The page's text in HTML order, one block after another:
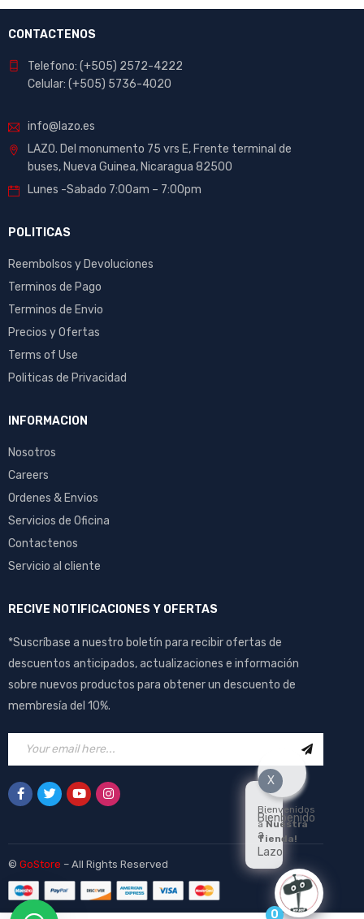
CONTACTENOS
Telefono: (+505) 2572-4222
Celular: (+505) 5736-4020
info@lazo.es
LAZO. Del monumento 75 vrs E, Frente terminal de
buses, Nueva Guinea, Nicaragua 82500
Lunes -Sabado 7:00am – 7:00pm
POLITICAS
Reembolsos y Devoluciones
Terminos de Pago
Terminos de Envio
Precios y Ofertas
Terms of Use
Politicas de Privacidad
INFORMACION
Nosotros
Careers
Ordenes & Envios
Servicios de Oficina
Contactenos
Servicio al cliente
RECIVE NOTIFICACIONES Y OFERTAS
*Suscríbase a nuestro boletín para recibir ofertas de
descuentos anticipados, actualizaciones e información
sobre nuevos productos para obtener un descuento de
membresía del 10%.
© GoStore – All Rights Reserved
X
Bienvenidos
aNuestra
Tienda!
Bienbenido
a
Lazo
0